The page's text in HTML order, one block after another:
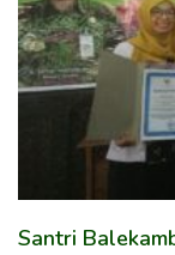
Santri